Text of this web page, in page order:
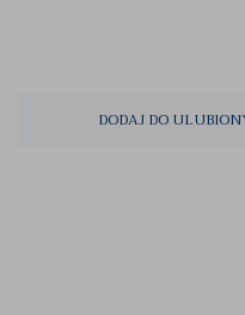
DODAJ DO